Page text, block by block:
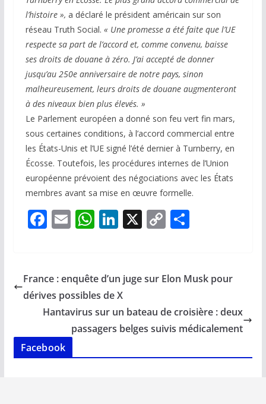
l’histoire », a déclaré le président américain sur son
réseau Truth Social. « Une promesse a été faite que l’UE
respecte sa part de l’accord et, comme convenu, baisse
ses droits de douane à zéro. J’ai accepté de donner
jusqu’au 250e anniversaire de notre pays, sinon
malheureusement, leurs droits de douane augmenteront
à des niveaux bien plus élevés. »
Le Parlement européen a donné son feu vert fin mars,
sous certaines conditions, à l’accord commercial entre
les États-Unis et l’UE signé l’été dernier à Turnberry, en
Écosse. Toutefois, les procédures internes de l’Union
européenne prévoient des négociations avec les États
membres avant sa mise en œuvre formelle.
F
b
o
o
k
E
l
W
s
A
p
p
Li
e
dI
n
X C
y
n
k
P
g
France : enquête d’un juge sur Elon Musk pour
dérives possibles de X
Hantavirus sur un bateau de croisière : deux
passagers belges suivis médicalement
Facebook